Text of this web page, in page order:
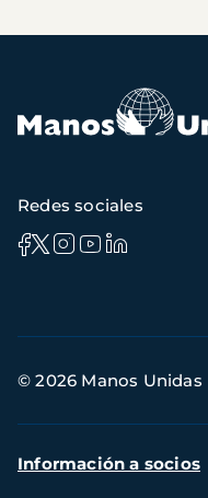
Redes sociales
de
© 2026 Manos Unidas
Menú
Información a socios